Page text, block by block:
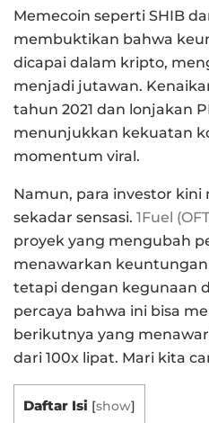
Memecoin seperti SHIB
membuktikan bahwa
dicapai dalam kripto,
menjadi jutawan.
tahun 2021 dan lonjakan
menunjukkan kekuatan
momentum viral.
Namun, para investor kini
sekadar sensasi. 1Fuel
proyek yang mengubah
menawarkan
tetapi dengan kegunaan
percaya bahwa ini bisa
berikutnya yang
dari 100x lipat. Mari kita
Daftar Isi [show]